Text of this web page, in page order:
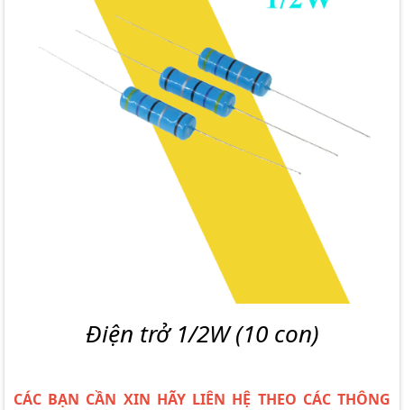
Điện trở 1/2W (10 con)
CÁC BẠN CẦN XIN HÃY LIÊN HỆ THEO CÁC THÔNG